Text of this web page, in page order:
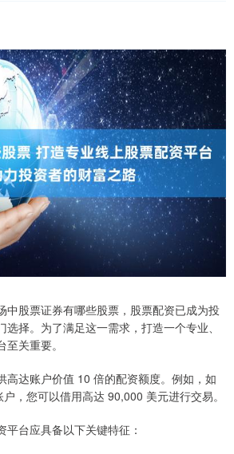
中股票证券有哪些股票，股票配资已成为投
择。为了满足这一需求，打造一个专业、
关重要。
高达账户价值 10 倍的配资额度。例如，如
，您可以借用高达 90,000 美元进行交易。
台应具备以下关键特征：